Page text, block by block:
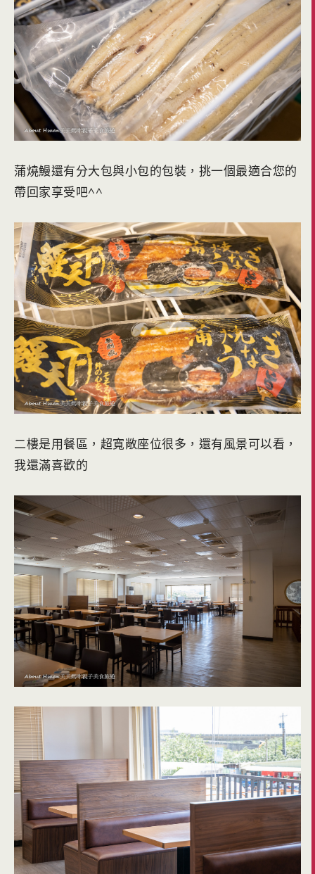
蒲燒鰻還有分大包與小包的包裝，挑一個最適合您的
帶回家享受吧^^
二樓是用餐區，超寬敞座位很多，還有風景可以看，
我還滿喜歡的